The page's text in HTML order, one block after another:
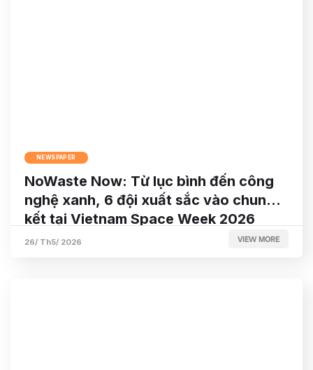
NEWSPAPER
NoWaste Now: Từ lục bình đến công
nghệ xanh, 6 đội xuất sắc vào chung
kết tại Vietnam Space Week 2026
26/ Th5/ 2026 VIEW MORE